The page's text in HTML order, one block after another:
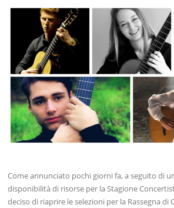
Come annunciato pochi giorni fa, a seguito di
disponibilità di risorse per la Stagione
deciso di riaprire le selezioni per la Rassegna di